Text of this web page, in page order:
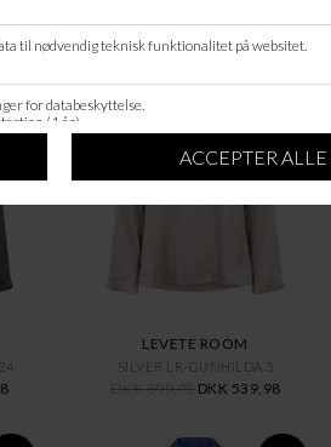
DKK 349,95
LEVETE ROOM
SILVER LR-GUNHILDA 3
DKK 899,95 DKK 539,98